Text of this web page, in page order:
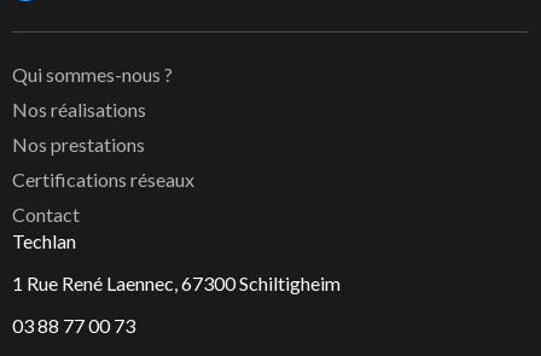
Qui sommes-nous ?
Nos réalisations
Nos prestations
Certifications réseaux
Contact
Techlan
1 Rue René Laennec, 67300 Schiltigheim
03 88 77 00 73